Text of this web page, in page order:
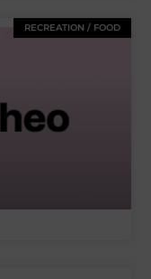
RECREATION / FOOD